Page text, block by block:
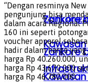
Zankore
Zankore
“Dengan resminya
pengunjung bisa
dalam acara Regional
160 ini seperti
voucher apparel
hadir dalam harga
harga Rp 40.260.000,
harga Rp 43.670.000
harga Rp 46.780.000.